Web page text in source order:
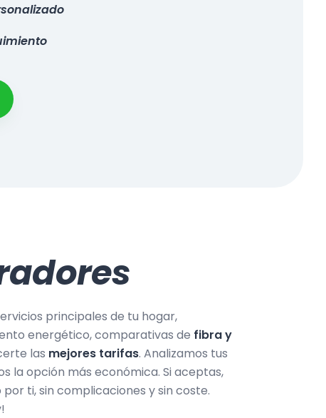
principales de tu hogar,
energético, comparativas de fibra y
las mejores tarifas. Analizamos tus
la opción más económica. Si aceptas,
ti, sin complicaciones y sin coste.